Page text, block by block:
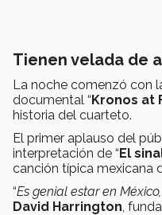
Tienen velada de
La noche comenzó con
documental “Kronos at
historia del cuarteto.
El primer aplauso del
interpretación de “El
canción típica mexicana
“Es genial estar en
David Harrington ,